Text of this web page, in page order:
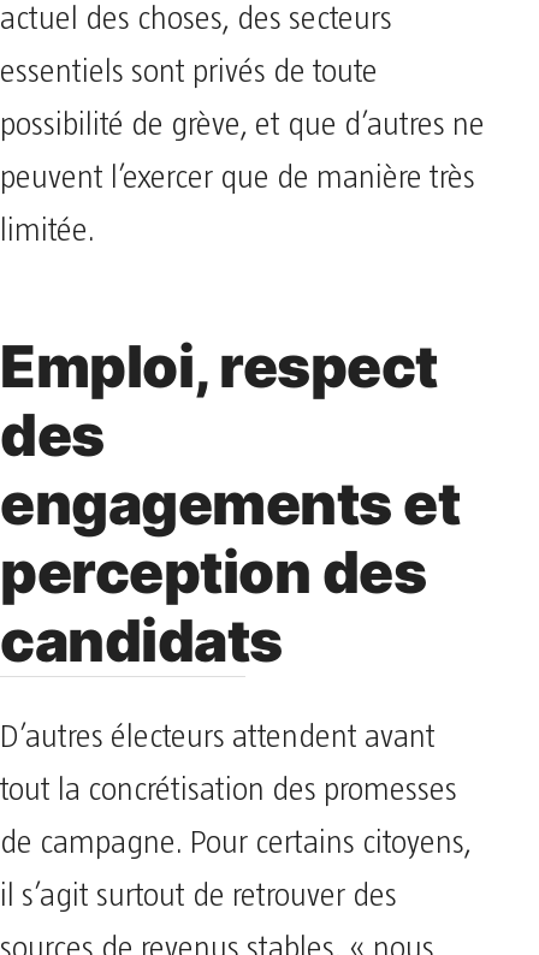
actuel des choses, des secteurs
essentiels sont privés de toute
possibilité de grève, et que d’autres ne
peuvent l’exercer que de manière très
limitée.
Emploi, respect
des
engagements et
perception des
candidats
D’autres électeurs attendent avant
tout la concrétisation des promesses
de campagne. Pour certains citoyens,
il s’agit surtout de retrouver des